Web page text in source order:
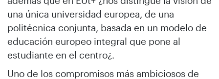
una única universidad europea, de una
politécnica conjunta, basada en un modelo de
educación europeo integral que pone al
estudiante en el centro¿.
Uno de los compromisos más ambiciosos de